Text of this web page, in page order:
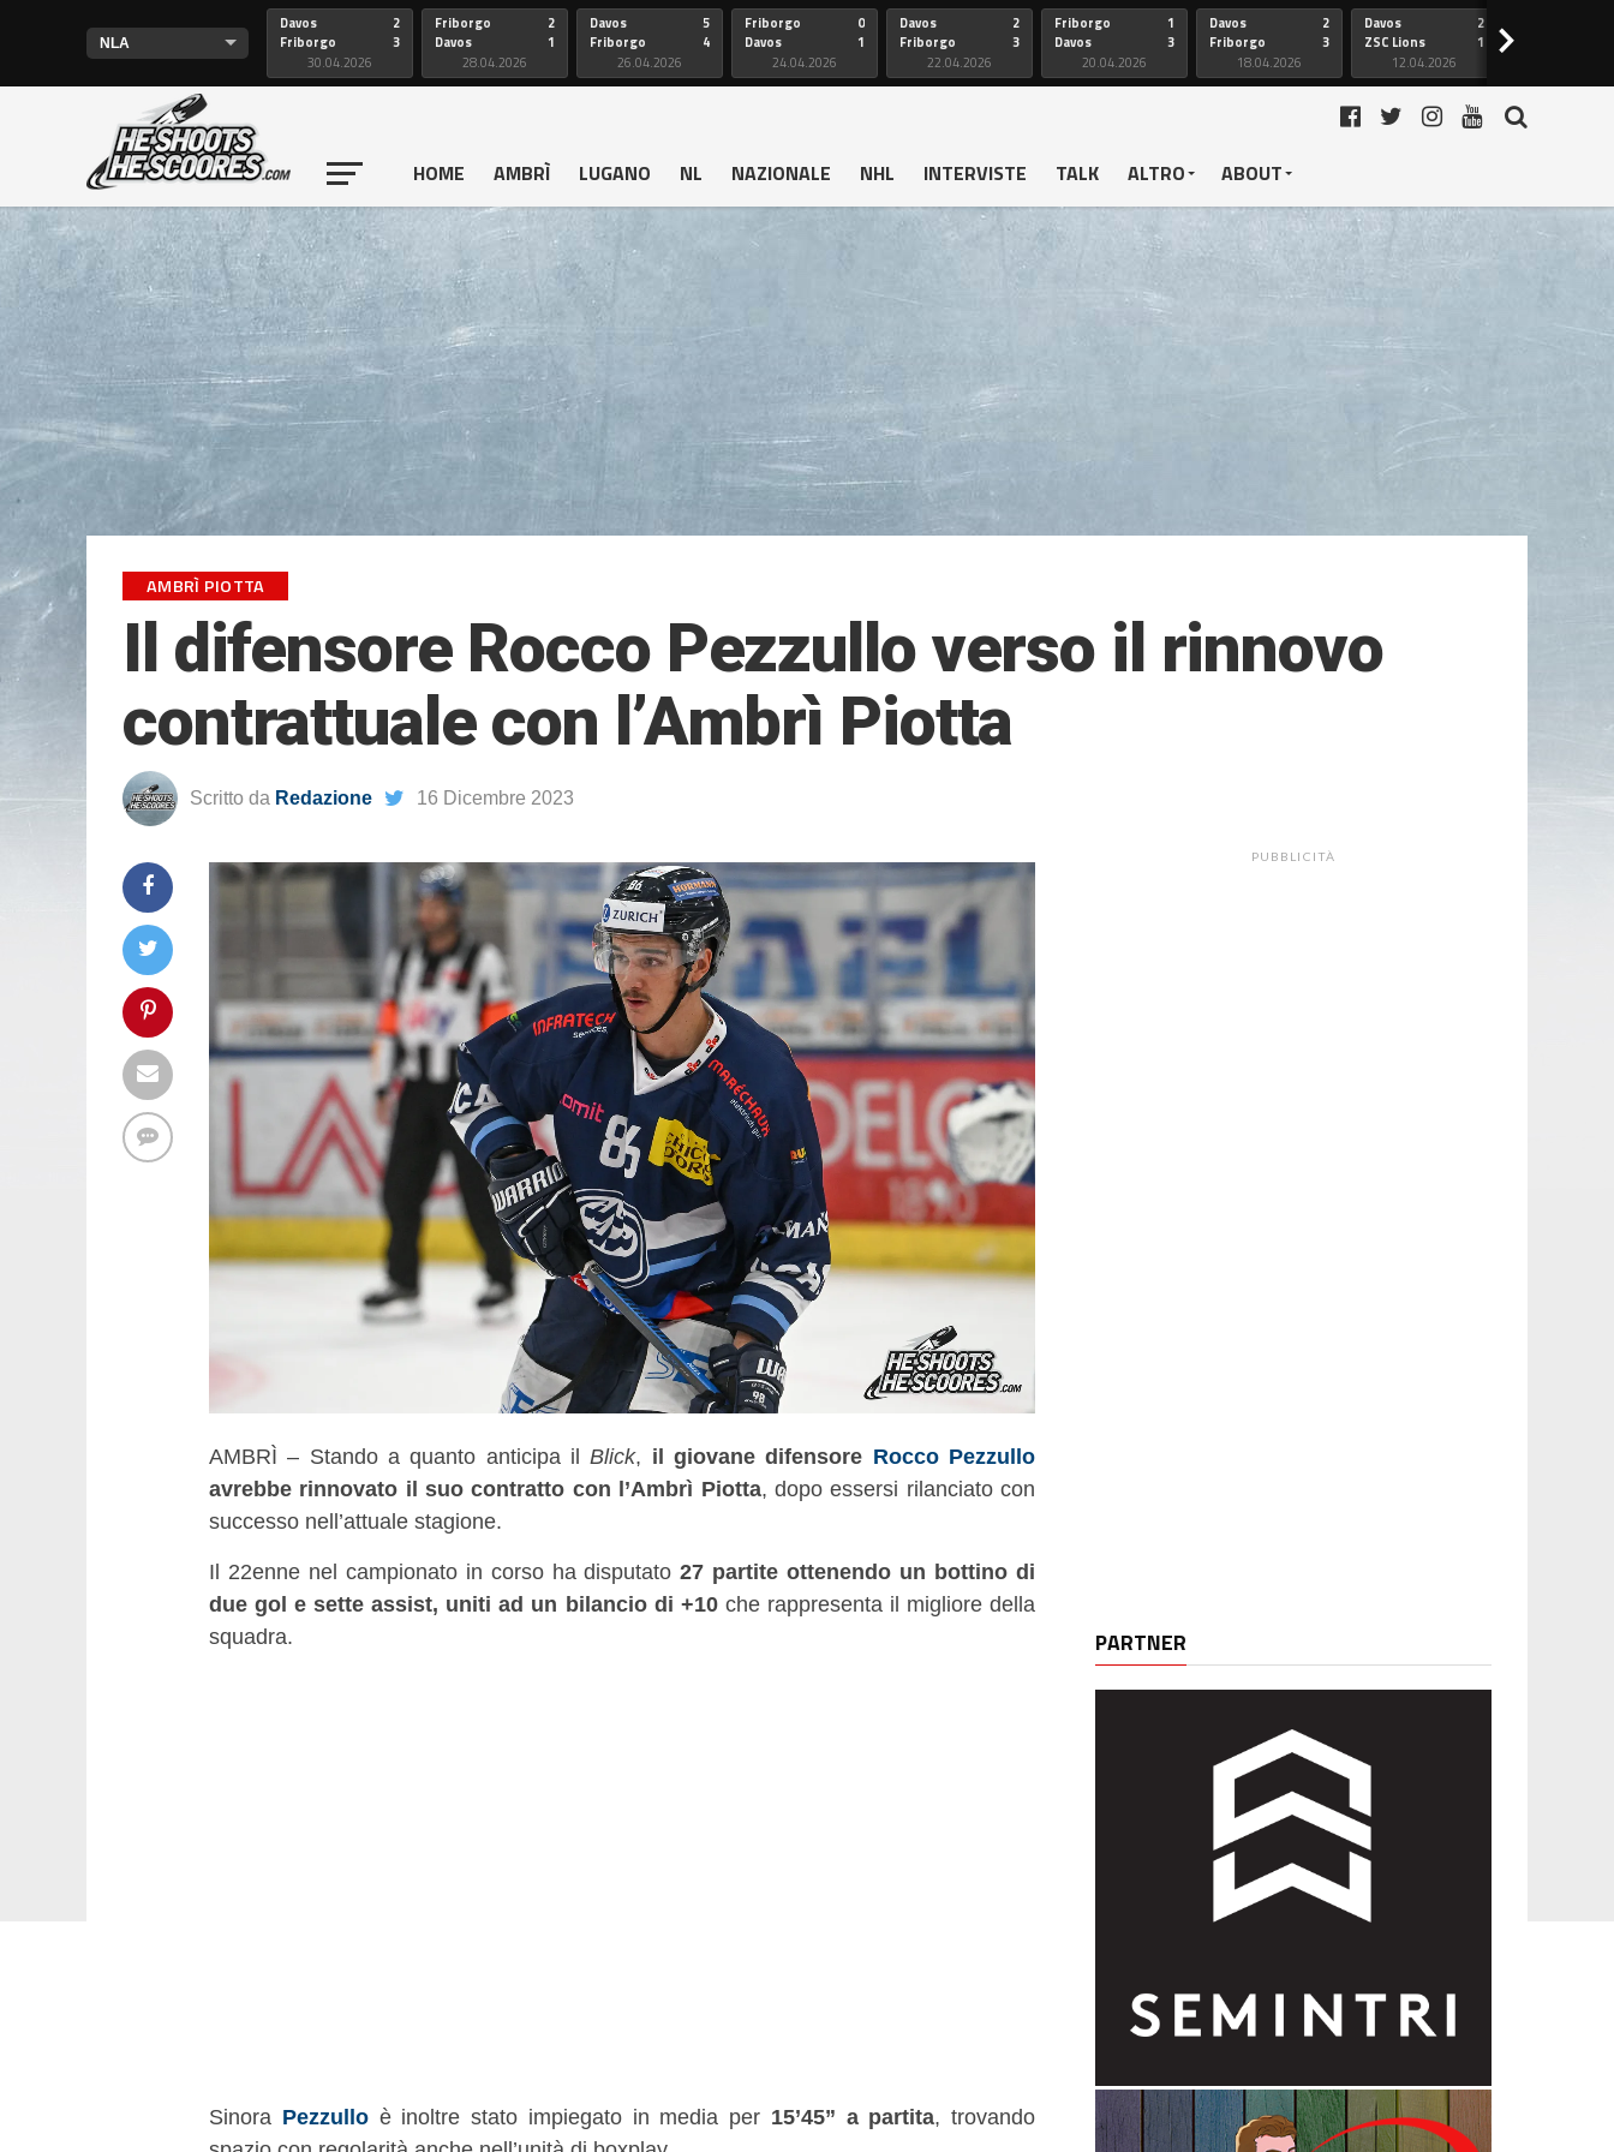
Davos
Friborgo
2
3
30.04.2026
Friborgo
Davos
2
1
28.04.2026
Davos
Friborgo
5
4
26.04.2026
Friborgo
Davos
0
1
24.04.2026
Davos
Friborgo
2
3
22.04.2026
Friborgo
Davos
1
3
20.04.2026
Davos
Friborgo
2
3
18.04.2026
Davos
ZSC Lions
2
1
12.04.2026
>
HOME AMBRÌ LUGANO NL NAZIONALE NHL INTERVISTE TALK ALTRO ABOUT
AMBRÌ PIOTTA
Il difensore Rocco Pezzullo verso il rinnovo
contrattuale con l’Ambrì Piotta
Scritto da Redazione 16 Dicembre 2023
AMBRÌ – Stando a quanto anticipa ilBlick, il giovane difensore Rocco Pezzullo
avrebbe rinnovato il suo contratto con l’Ambrì Piotta, dopo essersi rilanciato con
successo nell’attuale stagione.
Il 22enne nel campionato in corso ha disputato27 partite ottenendo un bottino di
due gol e sette assist, uniti ad un bilancio di +10che rappresenta il migliore della
squadra.
Sinora Pezzulloè inoltre stato impiegato in media per 15’45” a partita, trovando
PUBBLICITÀ
PARTNER